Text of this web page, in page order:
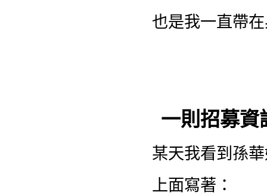
也是我一直帶
一則招募資
某天我看到孫
上面寫著：